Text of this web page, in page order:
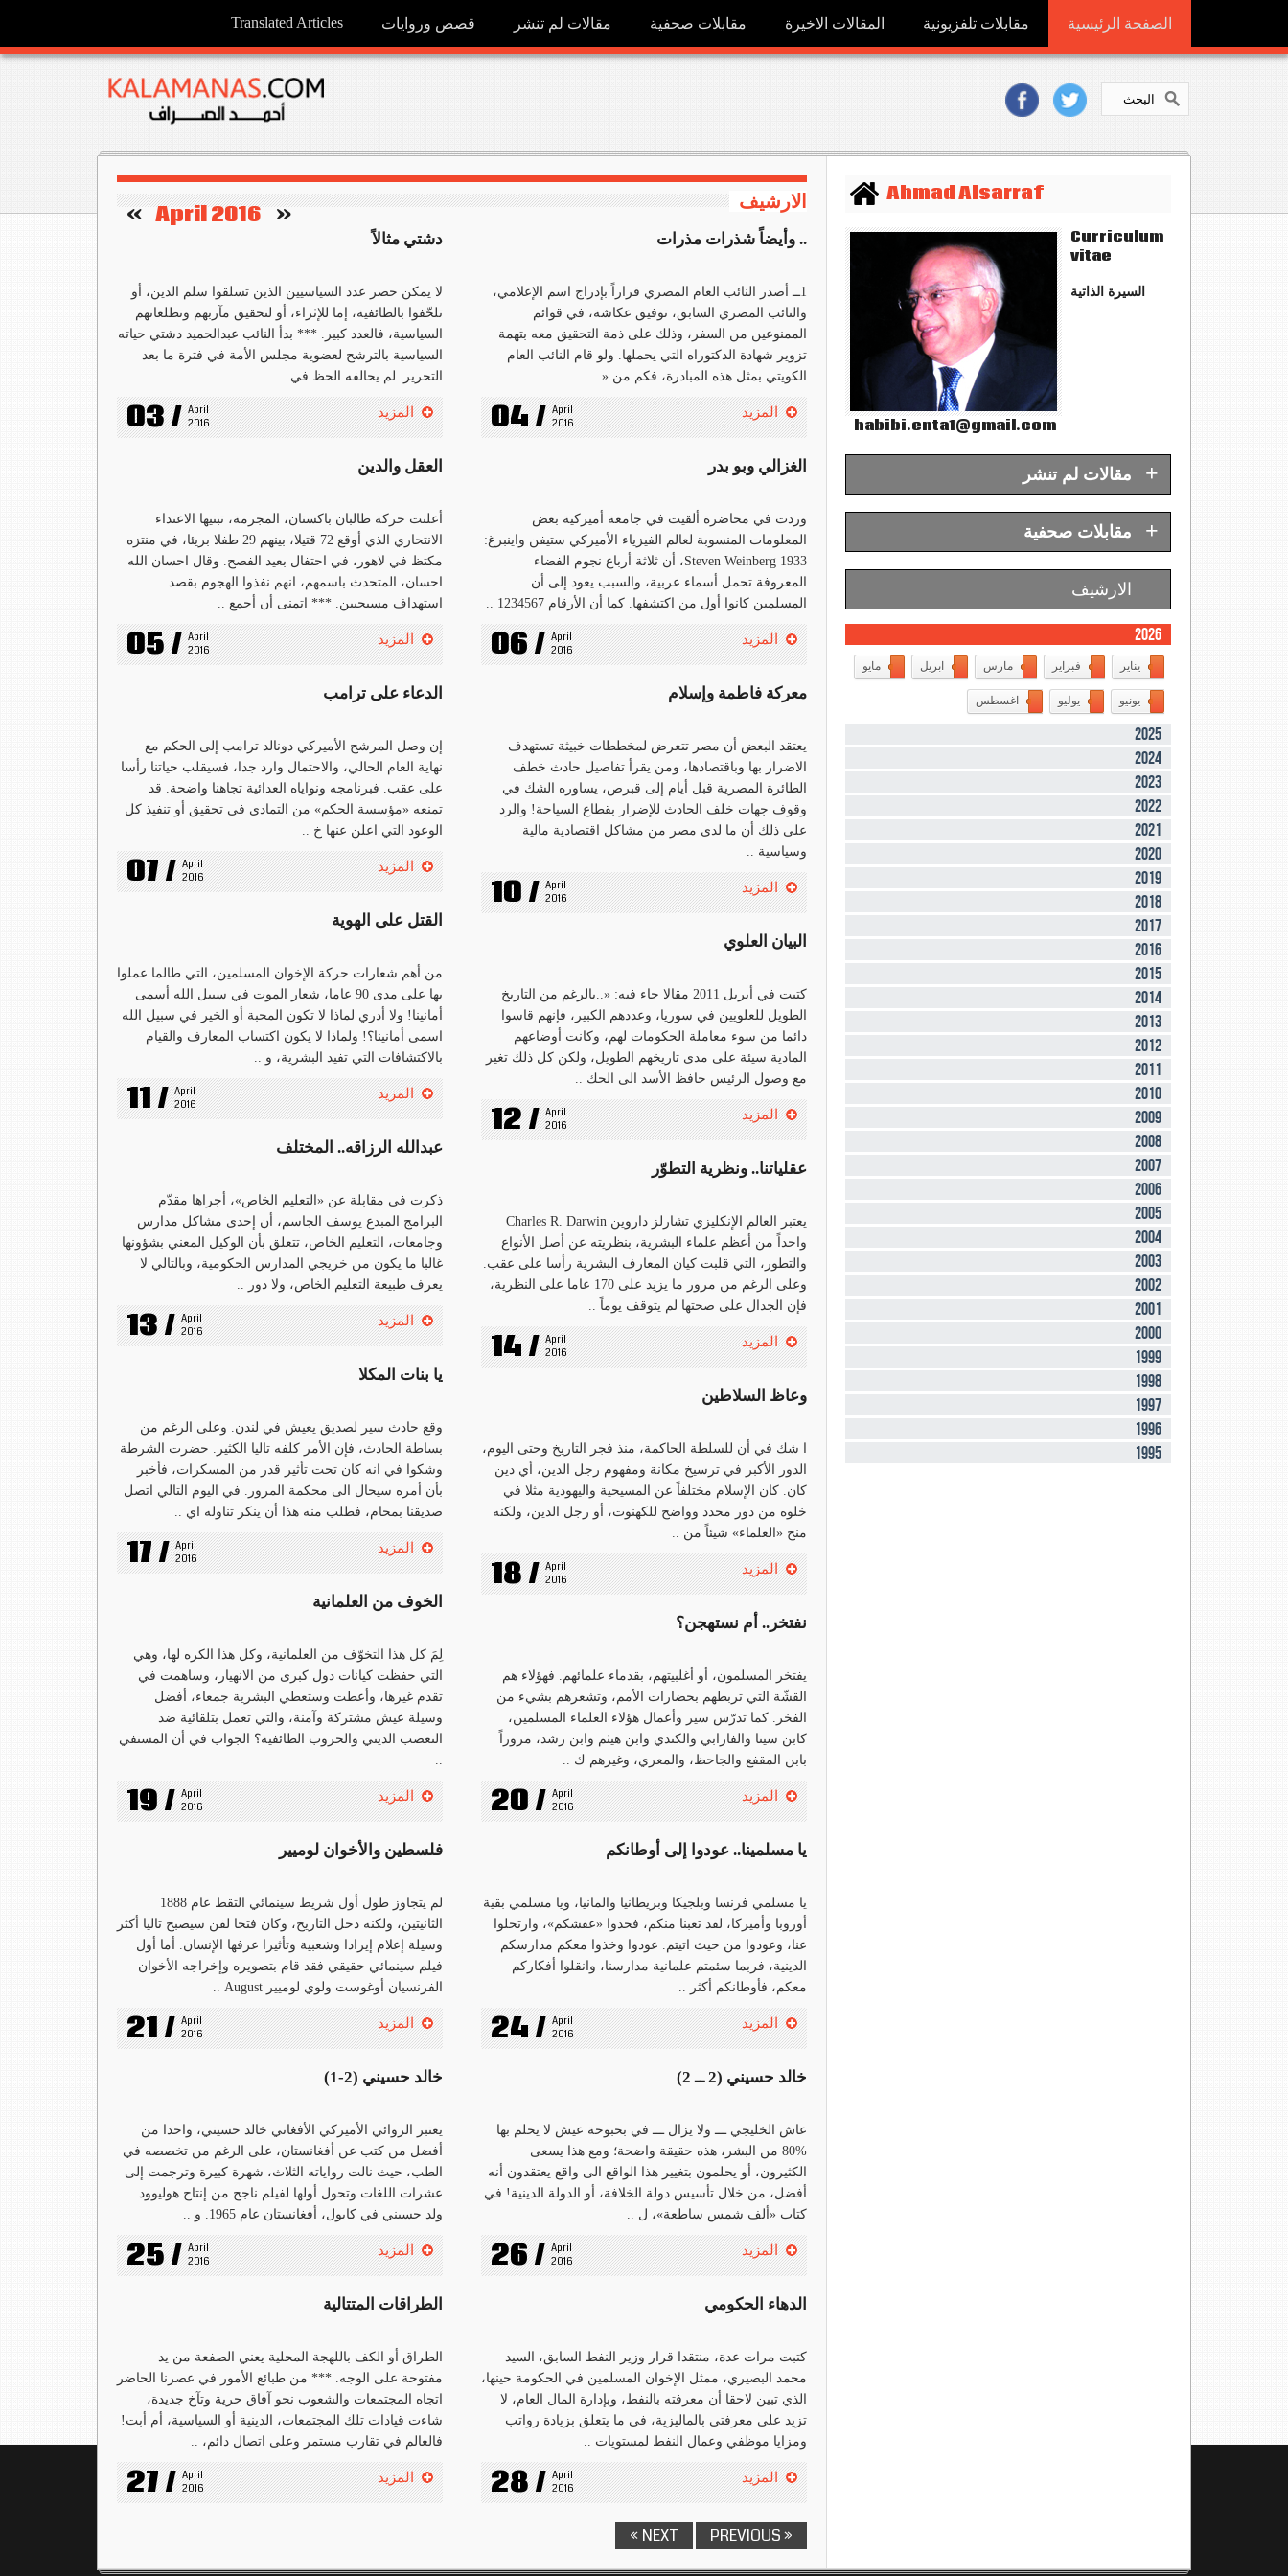
الصفحة الرئيسية مقابلات تلفزيونية المقالات الاخيرة مقابلات صحفية مقالات لم تنشر قصص وروايات Translated Articles
الارشيف «
April 2016
»
دشتي مثالاً
لا يمكن حصر عدد السياسيين الذين تسلقوا سلم الدين، أو
تلحّفوا بالطائفية، إما للإثراء، أو لتحقيق مآربهم وتطلعاتهم
السياسية، فالعدد كبير. *** بدأ النائب عبدالحميد دشتي حياته
السياسية بالترشح لعضوية مجلس الأمة في فترة ما بعد
التحرير. لم يحالفه الحظ في ..
03 / April
2016
المزيد
.. وأيضاً شذرات مذرات
1ــ أصدر النائب العام المصري قراراً بإدراج اسم الإعلامي،
والنائب المصري السابق، توفيق عكاشة، في قوائم
الممنوعين من السفر، وذلك على ذمة التحقيق معه بتهمة
تزوير شهادة الدكتوراه التي يحملها. ولو قام النائب العام
الكويتي بمثل هذه المبادرة، فكم من « ..
04 / April
2016
المزيد
العقل والدين
أعلنت حركة طالبان باكستان، المجرمة، تبنيها الاعتداء
الانتحاري الذي أوقع 72 قتيلا، بينهم 29 طفلا بريئا، في منتزه
مكتظ في لاهور، في احتفال بعيد الفصح. وقال احسان الله
احسان، المتحدث باسمهم، انهم نفذوا الهجوم بقصد
استهداف مسيحيين. *** اتمنى أن أجمع ..
05 / April
2016
المزيد
الغزالي وبو بدر
وردت في محاضرة ألقيت في جامعة أميركية بعض
المعلومات المنسوبة لعالم الفيزياء الأميركي ستيفن واينبرغ:
Steven Weinberg 1933، أن ثلاثة أرباع نجوم الفضاء
المعروفة تحمل أسماء عربية، والسبب يعود إلى أن
المسلمين كانوا أول من اكتشفها. كما أن الأرقام 1234567 ..
06 / April
2016
المزيد
الدعاء على ترامب
إن وصل المرشح الأميركي دونالد ترامب إلى الحكم مع
نهاية العام الحالي، والاحتمال وارد جدا، فسيقلب حياتنا رأسا
على عقب. فبرنامجه ونواياه العدائية تجاهنا واضحة. قد
تمنعه «مؤسسة الحكم» من التمادي في تحقيق أو تنفيذ كل
الوعود التي اعلن عنها خ ..
07 / April
2016
المزيد
معركة فاطمة وإسلام
يعتقد البعض أن مصر تتعرض لمخططات خبيثة تستهدف
الاضرار بها وباقتصادها، ومن يقرأ تفاصيل حادث خطف
الطائرة المصرية قبل أيام إلى قبرص، يساوره الشك في
وقوف جهات خلف الحادث للإضرار بقطاع السياحة! والرد
على ذلك أن ما لدى مصر من مشاكل اقتصادية مالية
وسياسية ..
10 / April
2016
المزيد
القتل على الهوية
من أهم شعارات حركة الإخوان المسلمين، التي طالما عملوا
بها على مدى 90 عاما، شعار الموت في سبيل الله أسمى
أمانينا! ولا أدري لماذا لا تكون المحبة أو الخير في سبيل الله
اسمى أمانينا؟! ولماذا لا يكون اكتساب المعارف والقيام
بالاكتشافات التي تفيد البشرية، و ..
11 / April
2016
المزيد
البيان العلوي
كتبت في أبريل 2011 مقالا جاء فيه: «..بالرغم من التاريخ
الطويل للعلويين في سوريا، وعددهم الكبير، فإنهم قاسوا
دائما من سوء معاملة الحكومات لهم، وكانت أوضاعهم
المادية سيئة على مدى تاريخهم الطويل، ولكن كل ذلك تغير
مع وصول الرئيس حافظ الأسد الى الحك ..
12 / April
2016
المزيد
عبدالله الرزاقه.. المختلف
ذكرت في مقابلة عن «التعليم الخاص»، أجراها مقدّم
البرامج المبدع يوسف الجاسم، أن إحدى مشاكل مدارس
وجامعات، التعليم الخاص، تتعلق بأن الوكيل المعني بشؤونها
غالبا ما يكون من خريجي المدارس الحكومية، وبالتالي لا
يعرف طبيعة التعليم الخاص، ولا دور ..
13 / April
2016
المزيد
عقلياتنا.. ونظرية التطوّر
يعتبر العالم الإنكليزي تشارلز داروين Charles R. Darwin
واحداً من أعظم علماء البشرية، بنظريته عن أصل الأنواع
والتطور، التي قلبت كيان المعارف البشرية رأسا على عقب.
وعلى الرغم من مرور ما يزيد على 170 عاما على النظرية،
فإن الجدال على صحتها لم يتوقف يوماً ..
14 / April
2016
المزيد
يا بنات المكلا
وقع حادث سير لصديق يعيش في لندن. وعلى الرغم من
بساطة الحادث، فإن الأمر كلفه تاليا الكثير. حضرت الشرطة
وشكوا في انه كان تحت تأثير قدر من المسكرات، فأخبر
بأن أمره سيحال الى محكمة المرور. في اليوم التالي اتصل
صديقنا بمحام، فطلب منه هذا أن ينكر تناوله اي ..
17 / April
2016
المزيد
وعاظ السلاطين
ا شك في أن للسلطة الحاكمة، منذ فجر التاريخ وحتى اليوم،
الدور الأكبر في ترسيخ مكانة ومفهوم رجل الدين، أي دين
كان. كان الإسلام مختلفاً عن المسيحية واليهودية مثلا في
خلوه من دور محدد وواضح للكهنوت، أو رجل الدين، ولكنه
منح «العلماء» شيئاً من ..
18 / April
2016
المزيد
الخوف من العلمانية
لِمَ كل هذا التخوّف من العلمانية، وكل هذا الكره لها، وهي
التي حفظت كيانات دول كبرى من الانهيار، وساهمت في
تقدم غيرها، وأعطت وستعطي البشرية جمعاء، أفضل
وسيلة عيش مشتركة وآمنة، والتي تعمل بتلقائية ضد
التعصب الديني والحروب الطائفية؟ الجواب في أن المستفي
..
19 / April
2016
المزيد
نفتخر.. أم نستهجن؟
يفتخر المسلمون، أو أغلبيتهم، بقدماء علمائهم. فهؤلاء هم
القشّة التي تربطهم بحضارات الأمم، وتشعرهم بشيء من
الفخر. كما تدرّس سير وأعمال هؤلاء العلماء المسلمين،
كابن سينا والفارابي والكندي وابن هيثم وابن رشد، مروراً
بابن المقفع والجاحظ، والمعري، وغيرهم ك ..
20 / April
2016
المزيد
فلسطين والأخوان لوميير
لم يتجاوز طول أول شريط سينمائي التقط عام 1888
الثانيتين، ولكنه دخل التاريخ، وكان فتحا لفن سيصبح تاليا أكثر
وسيلة إعلام إيرادا وشعبية وتأثيرا عرفها الإنسان. أما أول
فيلم سينمائي حقيقي فقد قام بتصويره وإخراجه الأخوان
الفرنسيان أوغوست ولوي لوميير August ..
21 / April
2016
المزيد
يا مسلمينا.. عودوا إلى أوطانكم
يا مسلمي فرنسا وبلجيكا وبريطانيا والمانيا، ويا مسلمي بقية
أوروبا وأميركا، لقد تعبنا منكم، فخذوا «عفشكم»، وارتحلوا
عنا، وعودوا من حيث اتيتم. عودوا وخذوا معكم مدارسكم
الدينية، فربما سئمتم علمانية مدارسنا، وانقلوا أفكاركم
معكم، فأوطانكم أكثر ..
24 / April
2016
المزيد
خالد حسيني (2-1)
يعتبر الروائي الأميركي الأفغاني خالد حسيني، واحدا من
أفضل من كتب عن أفغانستان، على الرغم من تخصصه في
الطب، حيث نالت رواياته الثلاث، شهرة كبيرة وترجمت إلى
عشرات اللغات وتحول أولها لفيلم ناجح من إنتاج هوليوود.
ولد حسيني في كابول، أفغانستان عام 1965. و ..
25 / April
2016
المزيد
خالد حسيني (2 ــ 2)
عاش الخليجي ـــ ولا يزال ـــ في بحبوحة عيش لا يحلم بها
%80 من البشر، هذه حقيقة واضحة؛ ومع هذا يسعى
الكثيرون، أو يحلمون بتغيير هذا الواقع الى واقع يعتقدون أنه
أفضل، من خلال تأسيس دولة الخلافة، أو الدولة الدينية! في
كتاب «ألف شمس ساطعة»، ل ..
26 / April
2016
المزيد
الطراقات المتتالية
الطراق أو الكف باللهجة المحلية يعني الصفعة من يد
مفتوحة على الوجه. *** من طبائع الأمور في عصرنا الحاضر
اتجاه المجتمعات والشعوب نحو آفاق حرية وتآخ جديدة،
شاءت قيادات تلك المجتمعات، الدينية أو السياسية، أم أبت!
فالعالم في تقارب مستمر وعلى اتصال دائم، ..
27 / April
2016
المزيد
الدهاء الحكومي
كتبت مرات عدة، منتقدا قرار وزير النفط السابق، السيد
محمد البصيري، ممثل الإخوان المسلمين في الحكومة حينها،
الذي تبين لاحقا أن معرفته بالنفط، وبإدارة المال العام، لا
تزيد على معرفتي بالماليزية، في ما يتعلق بزيادة رواتب
ومزايا موظفي وعمال النفط لمستويات ..
28 / April
2016
المزيد
« PREVIOUS
NEXT »
Ahmad Alsarraf
Curriculum
vitae
السيرة الذاتية
habibi.enta1@gmail.com
مقالات لم تنشر +
مقابلات صحفية +
الارشيف
2026
يناير فبراير مارس ابريل مايو
يونيو يوليو اغسطس
2025
2024
2023
2022
2021
2020
2019
2018
2017
2016
2015
2014
2013
2012
2011
2010
2009
2008
2007
2006
2005
2004
2003
2002
2001
2000
1999
1998
1997
1996
1995